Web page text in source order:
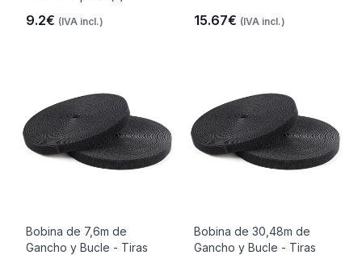
9.2€ (IVA incl.) 15.67€ (IVA incl.)
Bobina de 7,6m de
Gancho y Bucle - Tiras
Bobina de 30,48m de
Gancho y Bucle - Tiras